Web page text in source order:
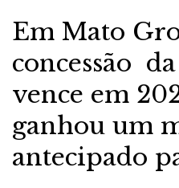
Em Mato
concessão
vence em
ganhou um
antecipado